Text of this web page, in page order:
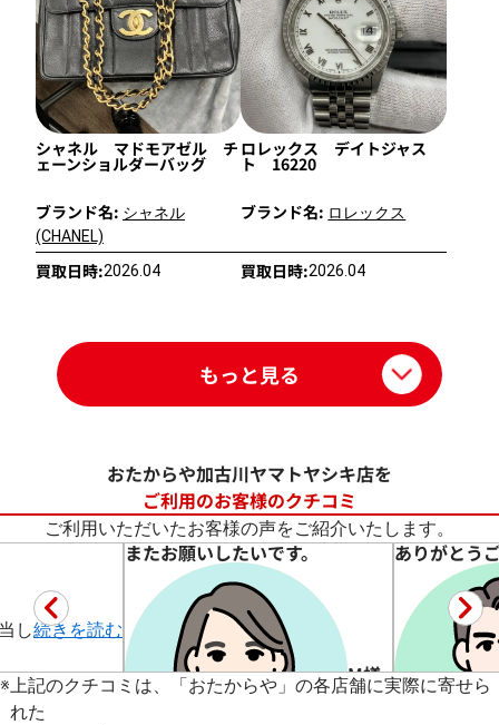
シャネル マドモアゼル チ
ェーンショルダーバッグ
ブランド名: シャネル
(CHANEL)
買取日時:2026.04
ロレックス デイトジャス
ト 16220
ブランド名: ロレックス
買取日時:2026.04
もっと見る
おたからや加古川ヤマトヤシキ店を
ご利用のお客様のクチコミ
ご利用いただいたお客様の声をご紹介いたします。
し続きを読む
またお願いしたいです。
M様
ありがとう
※上記のクチコミは、「おたからや」の各店舗に実際に寄せら
れた